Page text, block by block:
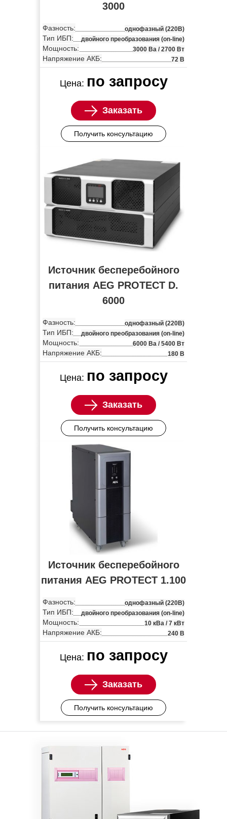
3000
Фазность: однофазный (220В)
Тип ИБП: двойного преобразования (on-line)
Мощность: 3000 Ва / 2700 Вт
Напряжение АКБ: 72 В
Цена: по запросу
Заказать
Получить консультацию
Источник бесперебойного
питания AEG PROTECT D.
6000
Фазность: однофазный (220В)
Тип ИБП: двойного преобразования (on-line)
Мощность: 6000 Ва / 5400 Вт
Напряжение АКБ: 180 В
Цена: по запросу
Заказать
Получить консультацию
Источник бесперебойного
питания AEG PROTECT 1.100
Фазность: однофазный (220В)
Тип ИБП: двойного преобразования (on-line)
Мощность: 10 кВа / 7 кВт
Напряжение АКБ: 240 В
Цена: по запросу
Заказать
Получить консультацию